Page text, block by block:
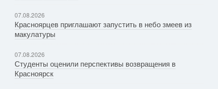
07.08.2026
Красноярцев приглашают запустить в небо змеев из
макулатуры
07.08.2026
Студенты оценили перспективы возвращения в
Красноярск